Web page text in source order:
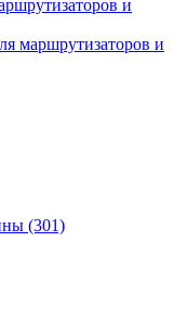
и
маршрутизаторов и
(301)